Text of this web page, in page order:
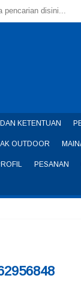
KETENTUAN
OUTDOOR
PESANAN